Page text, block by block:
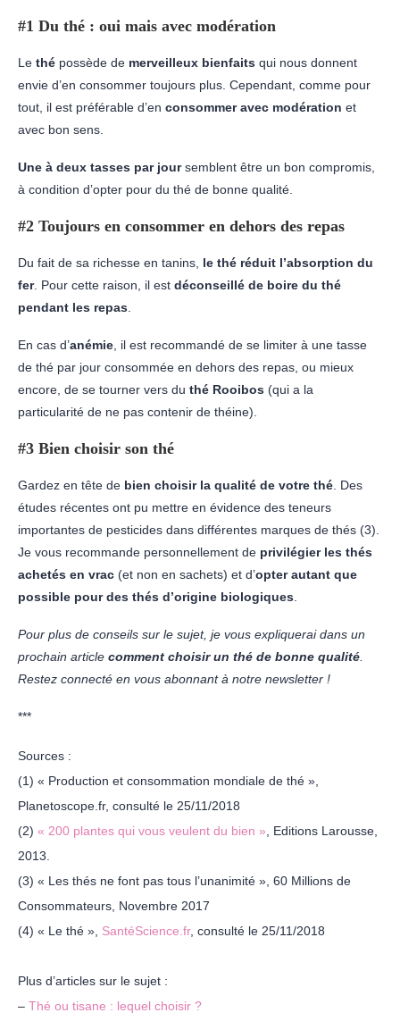
#1 Du thé : oui mais avec modération
Le thé possède de merveilleux bienfaits qui nous donnent
envie d’en consommer toujours plus. Cependant, comme pour
tout, il est préférable d’en consommer avec modération et
avec bon sens.
Une à deux tasses par joursemblent être un bon compromis,
à condition d’opter pour du thé de bonne qualité.
#2 Toujours en consommer en dehors des repas
Du fait de sa richesse en tanins, le thé réduit l’absorption du
fer. Pour cette raison, il est déconseillé de boire du thé
pendant les repas
En cas d’anémie , il est recommandé de se limiter à une tasse
de thé par jour consommée en dehors des repas, ou mieux
encore, de se tourner vers du thé Rooibos (qui a la
particularité de ne pas contenir de théine).
#3 Bien choisir son thé
Gardez en tête de bien choisir la qualité de votre thé . Des
études récentes ont pu mettre en évidence des teneurs
importantes de pesticides dans différentes marques de thés (3).
Je vous recommande personnellement de privilégier les thés
achetés en vrac (et non en sachets) et d’opter autant que
possible pour des thés d’origine biologiques
Pour plus de conseils sur le sujet, je vous expliquerai dans un
prochain article comment choisir un thé de bonne qualité
Restez connecté en vous abonnant à notre newsletter !
***
Sources :
(1) « Production et consommation mondiale de thé »,
Planetoscope.fr, consulté le 25/11/2018
(2) « 200 plantes qui vous veulent du bien » , Editions Larousse,
2013.
(3) « Les thés ne font pas tous l’unanimité », 60 Millions de
Consommateurs, Novembre 2017
(4) « Le thé », SantéScience.fr, consulté le 25/11/2018
Plus d’articles sur le sujet :
– Thé ou tisane : lequel choisir ?